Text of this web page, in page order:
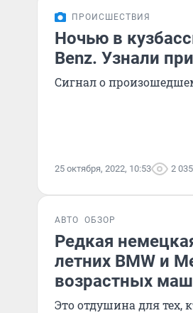
ПРОИСШЕСТВИЯ
Ночью в
Benz. Узнали
Сигнал о
25 октября, 2022, 10:53 2 035
АВТО ОБЗОР
Редкая
летних BMW и
возрастных
Это отдушина для тех,